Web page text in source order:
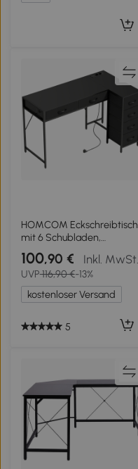
HOMCOM Eckschreibtisch
mit 6 Schubladen,
seitlichem Haken und
integrierten Steckdosen,
Holz und Stahl, 126x48x80
cm, Schwarz
100,90 € Inkl. MwSt.
UVP116,90 €-13%
kostenloser Versand
5